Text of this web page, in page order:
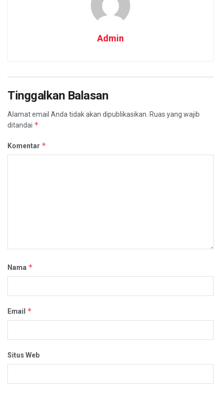
Admin
Tinggalkan Balasan
Alamat email Anda tidak akan dipublikasikan. Ruas yang wajib
ditandai *
Komentar *
Nama *
Email *
Situs Web